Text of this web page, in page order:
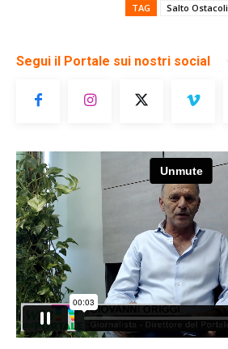
TAG Salto Ostacoli
Segui il Portale sui nostri social